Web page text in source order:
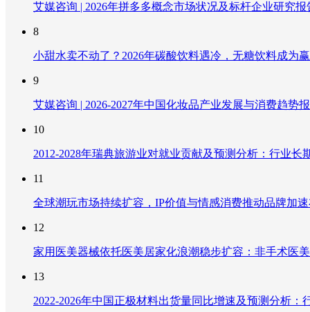
艾媒咨询 | 2026年拼多多概念市场状况及标杆企业研究报
8
小甜水卖不动了？2026年碳酸饮料遇冷，无糖饮料成为
9
艾媒咨询 | 2026-2027年中国化妆品产业发展与消费趋势
10
2012-2028年瑞典旅游业对就业贡献及预测分析：行业
11
全球潮玩市场持续扩容，IP价值与情感消费推动品牌加
12
家用医美器械依托医美居家化浪潮稳步扩容：非手术医
13
2022-2026年中国正极材料出货量同比增速及预测分析